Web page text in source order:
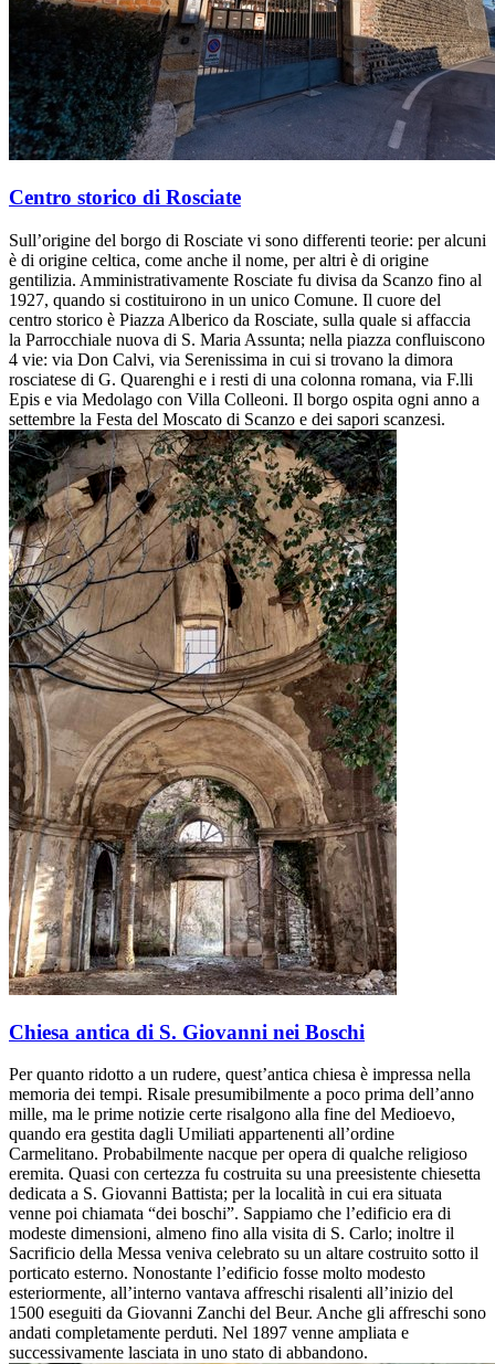
Centro storico di Rosciate
Sull’origine del borgo di Rosciate vi sono differenti teorie: per alcuni
è di origine celtica, come anche il nome, per altri è di origine
gentilizia. Amministrativamente Rosciate fu divisa da Scanzo fino al
1927, quando si costituirono in un unico Comune. Il cuore del
centro storico è Piazza Alberico da Rosciate, sulla quale si affaccia
la Parrocchiale nuova di S. Maria Assunta; nella piazza confluiscono
4 vie: via Don Calvi, via Serenissima in cui si trovano la dimora
rosciatese di G. Quarenghi e i resti di una colonna romana, via F.lli
Epis e via Medolago con Villa Colleoni. Il borgo ospita ogni anno a
settembre la Festa del Moscato di Scanzo e dei sapori scanzesi.
Chiesa antica di S. Giovanni nei Boschi
Per quanto ridotto a un rudere, quest’antica chiesa è impressa nella
memoria dei tempi. Risale presumibilmente a poco prima dell’anno
mille, ma le prime notizie certe risalgono alla fine del Medioevo,
quando era gestita dagli Umiliati appartenenti all’ordine
Carmelitano. Probabilmente nacque per opera di qualche religioso
eremita. Quasi con certezza fu costruita su una preesistente chiesetta
dedicata a S. Giovanni Battista; per la località in cui era situata
venne poi chiamata “dei boschi”. Sappiamo che l’edificio era di
modeste dimensioni, almeno fino alla visita di S. Carlo; inoltre il
Sacrificio della Messa veniva celebrato su un altare costruito sotto il
porticato esterno. Nonostante l’edificio fosse molto modesto
esteriormente, all’interno vantava affreschi risalenti all’inizio del
1500 eseguiti da Giovanni Zanchi del Beur. Anche gli affreschi sono
andati completamente perduti. Nel 1897 venne ampliata e
successivamente lasciata in uno stato di abbandono.